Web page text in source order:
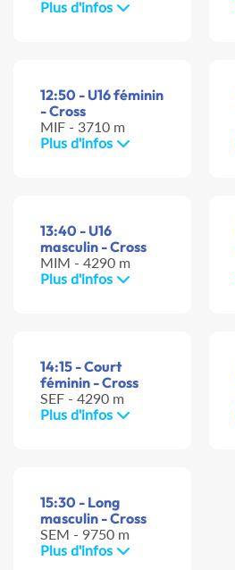
Plus d'infos
12:50 - U16 féminin
- Cross
MIF - 3710 m
Plus d'infos
13:40 - U16
masculin - Cross
MIM - 4290 m
Plus d'infos
14:15 - Court
féminin - Cross
SEF - 4290 m
Plus d'infos
15:30 - Long
masculin - Cross
SEM - 9750 m
Plus d'infos